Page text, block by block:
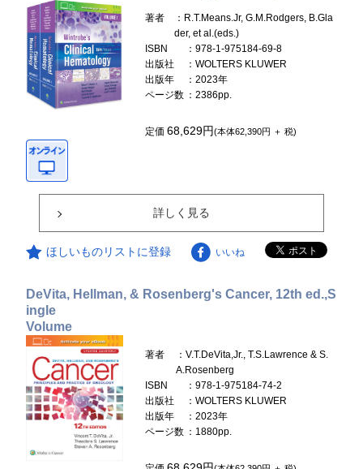
著者
：R.T.Means.Jr, G.M.Rodgers, B.Gla
der, et al.(eds.)
ISBN
：978-1-975184-69-8
出版社
：WOLTERS KLUWER
出版年
：2023年
ページ数 ：2386pp.
定価68,629円(本体62,390円 ＋ 税)
詳しく見る
ほしいものリストに登録 いいね
DeVita, Hellman, & Rosenberg's Cancer, 12th ed.,S
ingle
Volume
著者
：V.T.DeVita,Jr., T.S.Lawrence & S.
A.Rosenberg
ISBN
：978-1-975184-74-2
出版社
：WOLTERS KLUWER
出版年
：2023年
ページ数 ：1880pp.